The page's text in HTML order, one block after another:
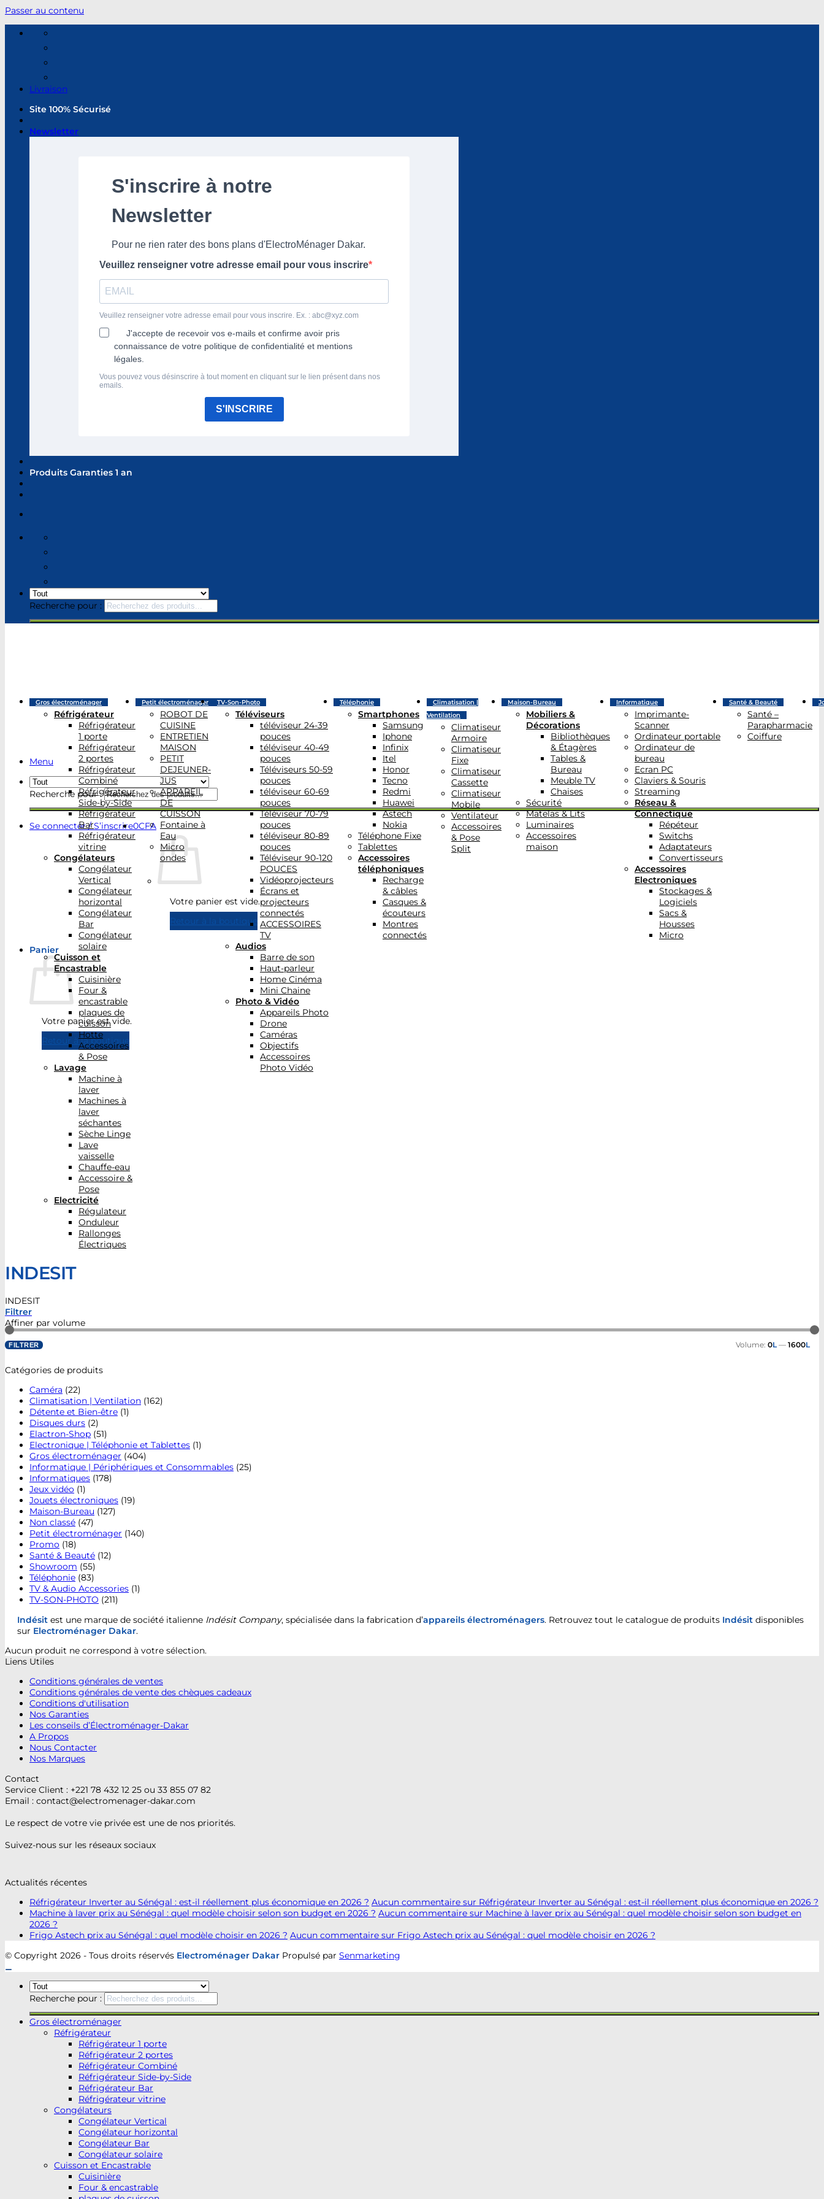
Passer au contenu
Livraison
Site 100% Sécurisé
Newsletter
S'inscrire à notre
Newsletter
Pour ne rien rater des bons plans d'ElectroMénager Dakar.
Veuillez renseigner votre adresse email pour vous inscrire
Veuillez renseigner votre adresse email pour vous inscrire. Ex. : abc@xyz.com
J'accepte de recevoir vos e-mails et confirme avoir pris
connaissance de votre politique de confidentialité et mentions
légales.
Vous pouvez vous désinscrire à tout moment en cliquant sur le lien présent dans nos
emails.
S'INSCRIRE
Produits Garanties 1 an
Recherche pour :
Menu
Recherche pour :
Se connecter / S’inscrire0CFA
Votre panier est vide.
Retour à la boutique
Panier
Votre panier est vide.
Retour à la boutique
Gros électroménager
Réfrigérateur
Réfrigérateur
1 porte
Réfrigérateur
2 portes
Réfrigérateur
Combiné
Réfrigérateur
Side-by-Side
Réfrigérateur
Bar
Réfrigérateur
vitrine
Congélateurs
Congélateur
Vertical
Congélateur
horizontal
Congélateur
Bar
Congélateur
solaire
Cuisson et
Encastrable
Cuisinière
Four &
encastrable
plaques de
cuisson
Hotte
Accessoires
& Pose
Lavage
Machine à
laver
Machines à
laver
séchantes
Sèche Linge
Lave
vaisselle
Chauffe-eau
Accessoire &
Pose
Electricité
Régulateur
Onduleur
Rallonges
Électriques
Petit électroménager
ROBOT DE
CUISINE
ENTRETIEN
MAISON
PETIT
DEJEUNER-
JUS
APPAREIL
DE
CUISSON
Fontaine à
Eau
Micro
ondes
TV-Son-Photo
Téléviseurs
téléviseur 24-39
pouces
téléviseur 40-49
pouces
Téléviseurs 50-59
pouces
téléviseur 60-69
pouces
Téléviseur 70-79
pouces
téléviseur 80-89
pouces
Téléviseur 90-120
POUCES
Vidéoprojecteurs
Écrans et
projecteurs
connectés
ACCESSOIRES
TV
Audios
Barre de son
Haut-parleur
Home Cinéma
Mini Chaine
Photo & Vidéo
Appareils Photo
Drone
Caméras
Objectifs
Accessoires
Photo Vidéo
Téléphonie
Smartphones
Samsung
Iphone
Infinix
Itel
Honor
Tecno
Redmi
Huawei
Astech
Nokia
Téléphone Fixe
Tablettes
Accessoires
téléphoniques
Recharge
& câbles
Casques &
écouteurs
Montres
connectés
Climatisation |
Ventilation
Climatiseur
Armoire
Climatiseur
Fixe
Climatiseur
Cassette
Climatiseur
Mobile
Ventilateur
Accessoires
& Pose
Split
Maison-Bureau
Mobiliers &
Décorations
Bibliothèques
& Étagères
Tables &
Bureau
Meuble TV
Chaises
Sécurité
Matelas & Lits
Luminaires
Accessoires
maison
Informatique
Imprimante-
Scanner
Ordinateur portable
Ordinateur de
bureau
Ecran PC
Claviers & Souris
Streaming
Réseau &
Connectique
Répéteur
Switchs
Adaptateurs
Convertisseurs
Accessoires
Electroniques
Stockages &
Logiciels
Sacs &
Housses
Micro
Santé & Beauté
Santé –
Parapharmacie
Coiffure
INDESIT
INDESIT
Filtrer
Affiner par volume
FILTRER Volume: 0L — 1600L
Catégories de produits
Caméra (22)
Climatisation | Ventilation (162)
Détente et Bien-être (1)
Disques durs (2)
Elactron-Shop (51)
Electronique | Téléphonie et Tablettes (1)
Gros électroménager (404)
Informatique | Périphériques et Consommables (25)
Informatiques (178)
Jeux vidéo (1)
Jouets électroniques (19)
Maison-Bureau (127)
Non classé (47)
Petit électroménager (140)
Promo (18)
Santé & Beauté (12)
Showroom (55)
Téléphonie (83)
TV & Audio Accessories (1)
TV-SON-PHOTO (211)
Indésit est une marque de société italienne Indésit Company, spécialisée dans la fabrication d’appareils électroménagers. Retrouvez tout le catalogue de produits Indésit disponibles
sur Electroménager Dakar.
Aucun produit ne correspond à votre sélection.
Liens Utiles
Conditions générales de ventes
Conditions générales de vente des chèques cadeaux
Conditions d'utilisation
Nos Garanties
Les conseils d’Électroménager-Dakar
A Propos
Nous Contacter
Nos Marques
Contact
Service Client : +221 78 432 12 25 ou 33 855 07 82
Email : contact@electromenager-dakar.com
Le respect de votre vie privée est une de nos priorités.
Suivez-nous sur les réseaux sociaux
Actualités récentes
Réfrigérateur Inverter au Sénégal : est-il réellement plus économique en 2026 ? Aucun commentaire sur Réfrigérateur Inverter au Sénégal : est-il réellement plus économique en 2026 ?
Machine à laver prix au Sénégal : quel modèle choisir selon son budget en 2026 ? Aucun commentaire sur Machine à laver prix au Sénégal : quel modèle choisir selon son budget en
2026 ?
Frigo Astech prix au Sénégal : quel modèle choisir en 2026 ? Aucun commentaire sur Frigo Astech prix au Sénégal : quel modèle choisir en 2026 ?
© Copyright 2026 - Tous droits réservés Electroménager Dakar Propulsé par Senmarketing
Recherche pour :
Gros électroménager
Réfrigérateur
Réfrigérateur 1 porte
Réfrigérateur 2 portes
Réfrigérateur Combiné
Réfrigérateur Side-by-Side
Réfrigérateur Bar
Réfrigérateur vitrine
Congélateurs
Congélateur Vertical
Congélateur horizontal
Congélateur Bar
Congélateur solaire
Cuisson et Encastrable
Cuisinière
Four & encastrable